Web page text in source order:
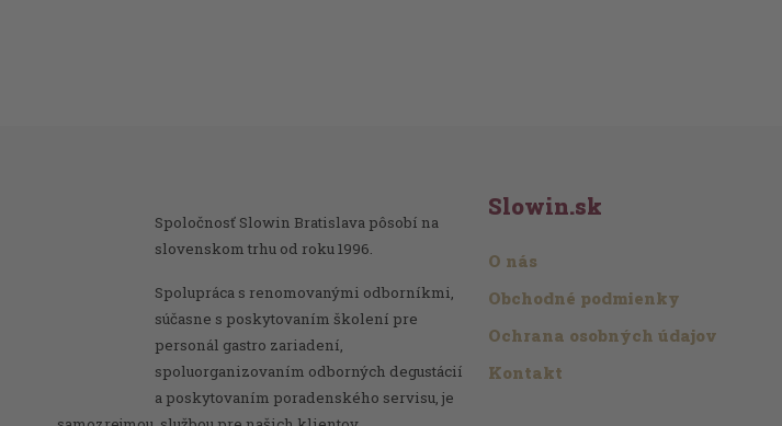
Spoločnosť Slowin Bratislava pôsobí na
slovenskom trhu od roku 1996.
Spolupráca s renomovanými odborníkmi,
súčasne s poskytovaním školení pre
personál gastro zariadení,
spoluorganizovaním odborných degustácií
a poskytovaním poradenského servisu, je
Slowin.sk
O nás
Obchodné podmienky
Ochrana osobných údajov
Kontakt